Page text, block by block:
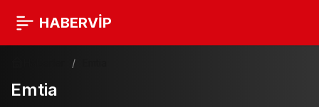
HABERVİP
Emtia